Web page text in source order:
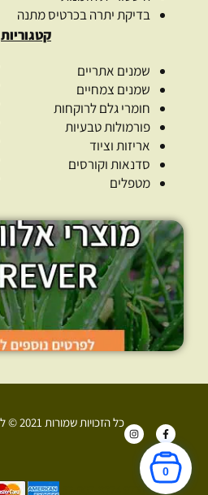
בדיקת יתרה בכרטיס מתנה
קטגוריות
שמנים אתריים
שמנים צמחיים
חומרי גלם לרוקחות
פורמולות טבעיות
אריזות וציוד
סדנאות וקורסים
מטפלים
F
a
c
e
b
o
o
I
n
s
כל הזכויות שמורות 2021 © לאור המדבר – רוקחות טבעית
+972 52-907-3374
0